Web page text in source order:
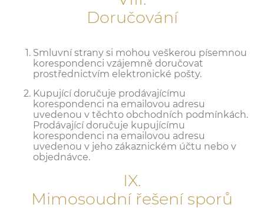
Doručování
Smluvní strany si mohou veškerou písemnou
korespondenci vzájemně doručovat
prostřednictvím elektronické pošty.
Kupující doručuje prodávajícímu
korespondenci na emailovou adresu
uvedenou v těchto obchodních podmínkách.
Prodávající doručuje kupujícímu
korespondenci na emailovou adresu
uvedenou v jeho zákaznickém účtu nebo v
objednávce.
IX.
Mimosoudní řešení sporů